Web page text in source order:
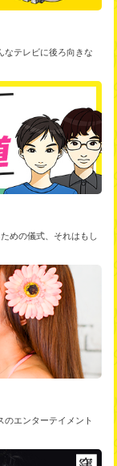
なテレビに後ろ向きな
めの儀式、それはもし
のエンターテイメント